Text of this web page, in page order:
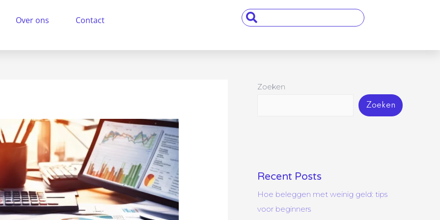
Over ons Contact
Search
...
Zoeken
Zoeken
Recent Posts
Hoe beleggen met weinig geld: tips
voor beginners